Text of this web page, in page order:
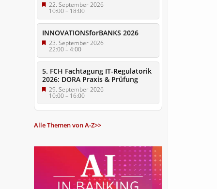
22. September 2026
10:00– 18:00
INNOVATIONSforBANKS 2026
23. September 2026
22:00–4:00
5. FCH Fachtagung IT-Regulatorik
2026: DORA Praxis & Prüfung
29. September 2026
10:00– 16:00
Alle Themen von A-Z>>